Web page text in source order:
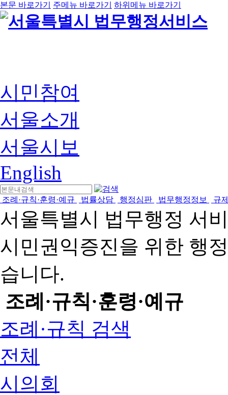
본문 바로가기 주메뉴 바로가기 하위메뉴 바로가기
시민참여
서울소개
서울시보
English
조례·규칙·훈령·예규 법률상담 행정심판 법무행정정보 규
서울특별시 법무행정 서
시민권익증진을 위한 행
습니다.
조례·규칙·훈령·예규
조례·규칙 검색
전체
시의회